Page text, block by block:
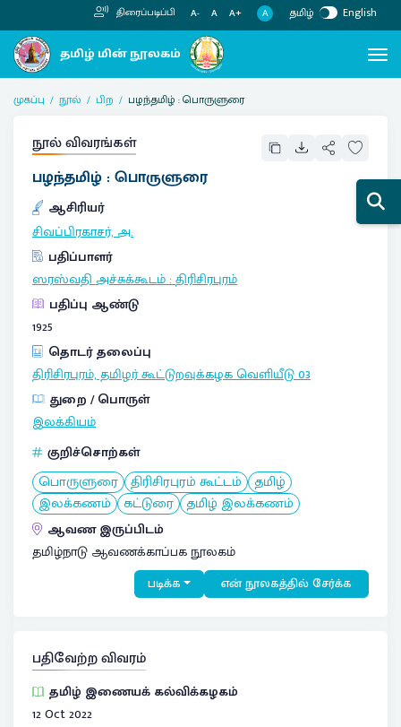
திரைப்படிப்பி A- A A+ A தமிழ் English
முகப்பு நூல் பிற பழந்தமிழ் : பொருளுரை
நூல் விவரங்கள்
பழந்தமிழ் : பொருளுரை
ஆசிரியர்
சிவப்பிரகாசர், அ.
பதிப்பாளர்
ஸரஸ்வதி அச்சுக்கூடம்:திரிசிரபுரம்
பதிப்பு ஆண்டு
1925
தொடர் தலைப்பு
திரிசிரபுரம், தமிழர் கூட்டுறவுக்கழக வெளியீடு03
துறை / பொருள்
இலக்கியம்
குறிச்சொற்கள்
பொருளுரை திரிசிரபுரம் கூட்டம் தமிழ்
இலக்கணம் கட்டுரை தமிழ் இலக்கணம்
ஆவண இருப்பிடம்
தமிழ்நாடு ஆவணக்காப்பக நூலகம்
படிக்க என் நூலகத்தில் சேர்க்க
பதிவேற்ற விவரம்
தமிழ் இணையக் கல்விக்கழகம்
12 Oct 2022